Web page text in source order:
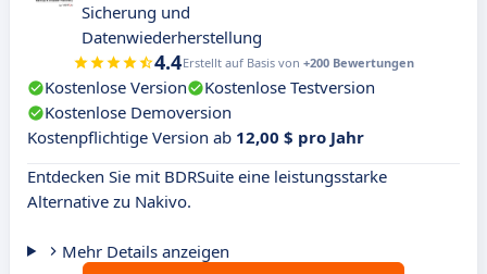
Sicherung und
Datenwiederherstellung
4.4Erstellt auf Basis von +200 Bewertungen
Kostenlose Version
Kostenlose Testversion
Kostenlose Demoversion
Kostenpflichtige Version ab 12,00 $ pro Jahr
Entdecken Sie mit BDRSuite eine leistungsstarke
Alternative zu Nakivo.
Mehr Details anzeigen